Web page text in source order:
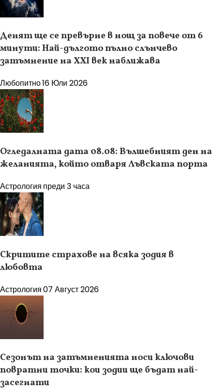
Денят ще се превърне в нощ за повече от 6
минути: Най-дългото пълно слънчево
затъмнение на XXI век наближава
Любопитно16 Юли 2026
Огледалната дата 08.08: Вълшебният ден на
желанията, който отваря Лъвската порта
Астрология преди 3 часа
Скритите страхове на всяка зодия в
любовта
Астрология07 Август 2026
Сезонът на затъмненията носи ключови
повратни точки: кои зодии ще бъдат най-
засегнати